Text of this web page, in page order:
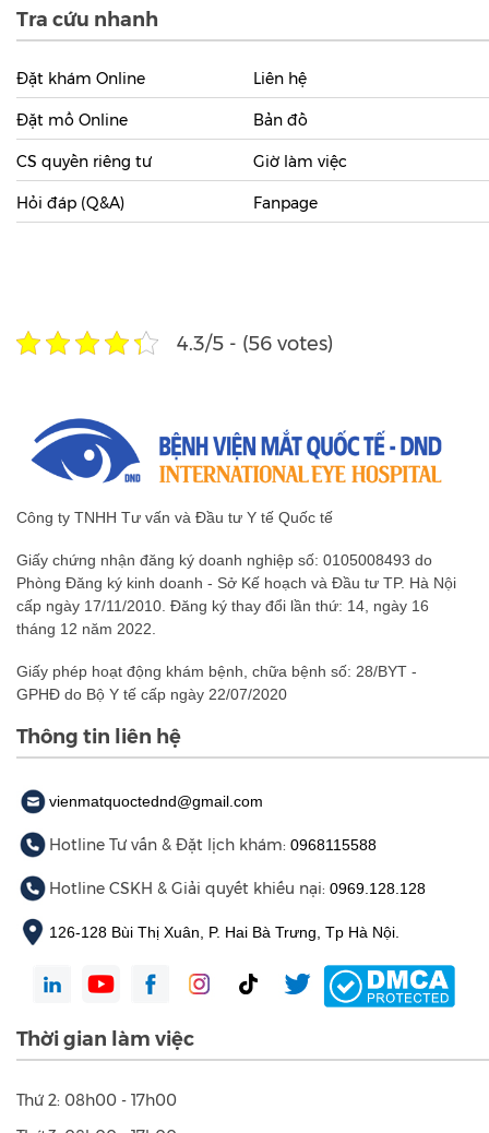
Tra cứu nhanh
Đặt khám Online
Đặt mổ Online
CS quyền riêng tư
Hỏi đáp (Q&A)
Liên hệ
Bản đồ
Giờ làm việc
Fanpage
4.3/5 - (56 votes)
Công ty TNHH Tư vấn và Đầu tư Y tế Quốc tế
Giấy chứng nhận đăng ký doanh nghiệp số: 0105008493 do
Phòng Đăng ký kinh doanh - Sở Kế hoạch và Đầu tư TP. Hà Nội
cấp ngày 17/11/2010. Đăng ký thay đổi lần thứ: 14, ngày 16
tháng 12 năm 2022.
Giấy phép hoạt động khám bệnh, chữa bệnh số: 28/BYT -
GPHĐ do Bộ Y tế cấp ngày 22/07/2020
Thông tin liên hệ
vienmatquoctednd@gmail.com
Hotline Tư vấn & Đặt lịch khám: 0968115588
Hotline CSKH & Giải quyết khiếu nại: 0969.128.128
126-128 Bùi Thị Xuân, P. Hai Bà Trưng, Tp Hà Nội.
Thời gian làm việc
Thứ 2: 08h00 - 17h00